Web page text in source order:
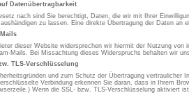
Datenübertragbarkeit
nach sind Sie berechtigt, Daten, die wir mit Ihrer
zu lassen. Eine direkte Übertragung der Daten an
dieser Website widersprechen wir hiermit der Nutzung
Mails. Bei Missachtung dieses Widerspruchs behalten wir
TLS-Verschlüsselung
und zum Schutz der Übertragung vertraulicher
Verbindung erkennen Sie daran, dass in Ihrem
Wenn die SSL- bzw. TLS-Verschlüsselung aktiviert